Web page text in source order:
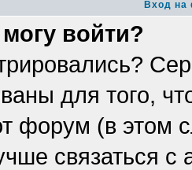
Вход на
войти?
для того,
форум (в этом
связаться